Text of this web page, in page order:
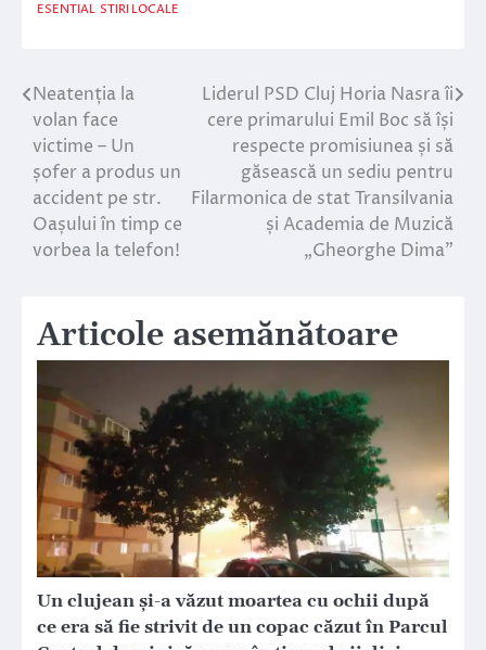
ESENTIAL STIRI LOCALE
Navigare
în
articole
Neatenția la
volan face
victime – Un
șofer a produs un
accident pe str.
Oașului în timp ce
vorbea la telefon!
Liderul PSD Cluj Horia Nasra îi
cere primarului Emil Boc să își
respecte promisiunea și să
găsească un sediu pentru
Filarmonica de stat Transilvania
și Academia de Muzică
„Gheorghe Dima”
Articole asemănătoare
Un clujean și-a văzut moartea cu ochii după
ce era să fie strivit de un copac căzut în Parcul